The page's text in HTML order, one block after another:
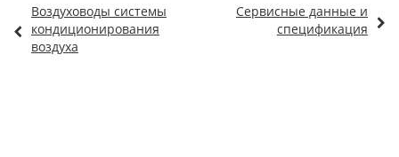
Воздуховоды системы
кондиционирования
воздуха
Сервисные данные и
спецификация